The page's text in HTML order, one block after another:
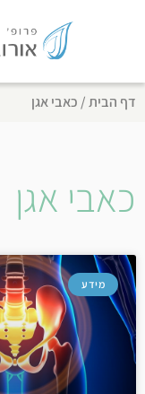
דף הבית/ כאבי אגן
כאבי אגן
מידע